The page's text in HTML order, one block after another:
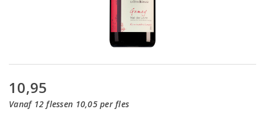
10,95
Vanaf 12 flessen 10,05 per fles